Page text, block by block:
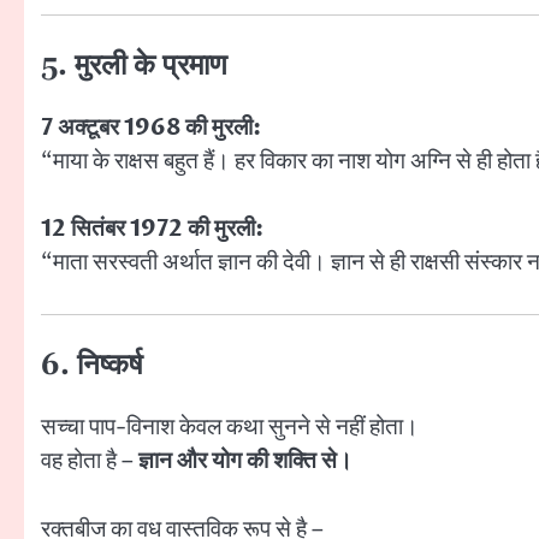
5. मुरली के प्रमाण
7 अक्टूबर 1968 की मुरली:
“माया के राक्षस बहुत हैं। हर विकार का नाश योग अग्नि से ही
12 सितंबर 1972 की मुरली:
“माता सरस्वती अर्थात ज्ञान की देवी। ज्ञान से ही राक्षसी संस्कार
6. निष्कर्ष
सच्चा पाप-विनाश केवल कथा सुनने से नहीं होता।
वह होता है –ज्ञान और योग की शक्ति से।
रक्तबीज का वध वास्तविक रूप से है –